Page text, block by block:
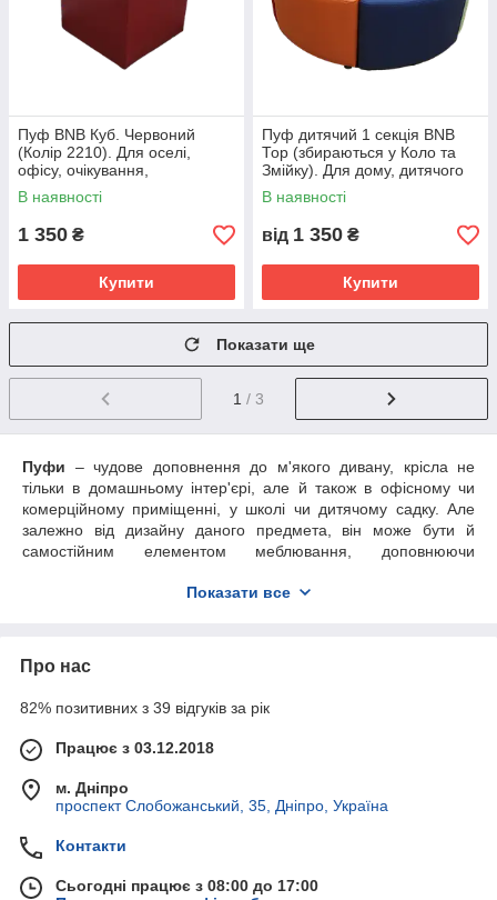
Пуф BNB Куб. Червоний
(Колір 2210). Для оселі,
офісу, очікування,
примірочної, дитячого с
В наявності
1 350 ₴
Купити
Пуф дитячий 1 секція BNB
Тор (збираються у Коло та
Змійку). Для дому, дитячого
садку, дитячої ігрової кімнати,
магазину
В наявності
від 1 350 ₴
Купити
Показати ще
1 / 3
Пуфи – чудове доповнення до м'якого дивану, крісла не
тільки в домашньому інтер'єрі, але й також в офісному чи
комерційному приміщенні, у школі чи дитячому садку. Але
залежно від дизайну даного предмета, він може бути й
самостійним елементом меблювання, доповнюючи
Меблева фабрика «БНБ» пропонує
Вони стануть додатковим стильним місцем для сидіння або
інтер'єру.
Пуфи для офісу, будинку, садка чи
Пуф офіснийабо домашній відрізняються між собою не
узагальнити всі різновиди виробу, виходить негабаритний і
й підлокітників. Меблева фабрика «БНБ» пропонує каркасні
Показати все
Про нас
82% позитивних з 39 відгуків за рік
Працює з 03.12.2018
м. Дніпро
проспект Слобожанський, 35, Дніпро, Україна
Контакти
Сьогодні працює з 08:00 до 17:00